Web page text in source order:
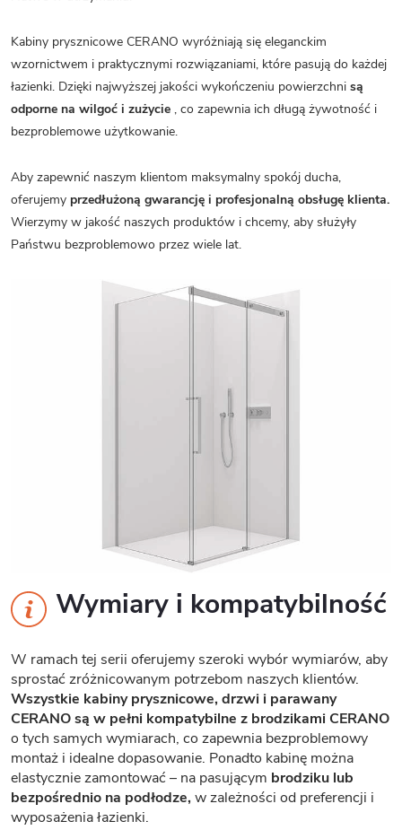
Kabiny prysznicowe CERANO wyróżniają się eleganckim
wzornictwem i praktycznymi rozwiązaniami, które pasują do każdej
łazienki. Dzięki najwyższej jakości wykończeniu powierzchni są
odporne na wilgoć i zużycie , co zapewnia ich długą żywotność i
bezproblemowe użytkowanie.
Aby zapewnić naszym klientom maksymalny spokój ducha,
oferujemy przedłużoną gwarancję i profesjonalną obsługę klienta.
Wierzymy w jakość naszych produktów i chcemy, aby służyły
Państwu bezproblemowo przez wiele lat.
Wymiary i kompatybilność
W ramach tej serii oferujemy szeroki wybór wymiarów, aby
sprostać zróżnicowanym potrzebom naszych klientów.
Wszystkie kabiny prysznicowe, drzwi i parawany
CERANO są w pełni kompatybilne z brodzikami CERANO
o tych samych wymiarach, co zapewnia bezproblemowy
montaż i idealne dopasowanie. Ponadto kabinę można
elastycznie zamontować – na pasującym brodziku lub
bezpośrednio na podłodze,w zależności od preferencji i
wyposażenia łazienki.